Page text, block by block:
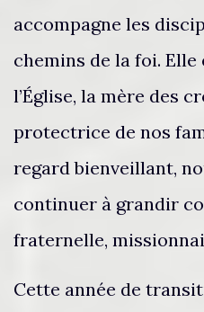
accompagne les
chemins de la foi. Elle
l’Église, la mère des
protectrice de nos
regard bienveillant,
continuer à grandir
fraternelle,
Cette année de